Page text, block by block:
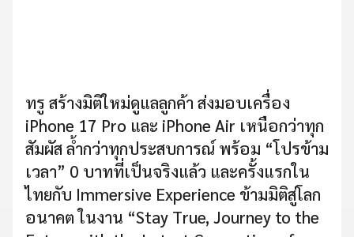
ทรู สร้างมิติใหม่ดูแลลูกค้า ส่งมอบเครื่อง
iPhone 17 Pro และ iPhone Air เหนือกว่าทุก
สัมผัส ล้ำกว่าทุกประสบการณ์ พร้อม “โปรข้าม
เวลา” 0 บาทที่เป็นจริงแล้ว และครั้งแรกใน
ไทยกับ Immersive Experience ข้ามมิติสู่โลก
อนาคต ในงาน “Stay True, Journey to the